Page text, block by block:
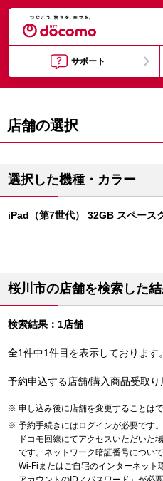
サポート
店舗の選択
選択した機種・カラー
iPad（第7世代） 32GB スペース
桜川市の店舗を検索した
検索結果：1店舗
全1件中1件目を表示しております
予約申込する店舗/購入商品受取り
申し込み後に店舗を変更することはで
予約手続きにはログインが必要です。
ドコモ回線にてアクセスいただいた
です。ネットワーク暗証番号につい
Wi-Fiまたはご自宅のインターネット